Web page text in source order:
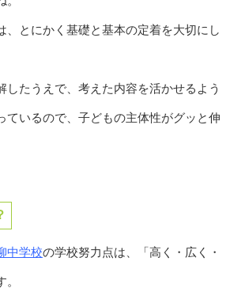
、とにかく基礎と基本の定着を大切にし
したうえで、考えた内容を活かせるよう
ているので、子どもの主体性がグッと伸
中学校の学校努力点は、「高く・広く・